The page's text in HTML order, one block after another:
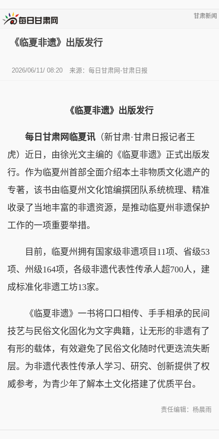
甘肃新闻
《临夏非遗》出版发行
2026/06/11/ 08:20 来源：每日甘肃网-甘肃日报
《临夏非遗》出版发行
每日甘肃网临夏讯 （新甘肃·甘肃日报记者王
虎）近日，由徐光文主编的《临夏非遗》正式出版发
行。作为临夏州首部全面介绍本土非物质文化遗产的
专著，该书由临夏州文化馆编撰团队系统梳理、精准
收录了当地丰富的非遗资源，是推动临夏州非遗保护
工作的一项重要举措。
目前，临夏州拥有国家级非遗项目11项、省级53
项、州级164项，各级非遗代表性传承人超700人，建
成标准化非遗工坊13家。
《临夏非遗》一书将口口相传、手手相承的民间
技艺与民俗文化固化为文字典籍，让无形的非遗有了
有形的载体，有效避免了民俗文化随时代更迭流失断
层。为非遗代表性传承人学习、研究、创新提供了权
威参考，为青少年了解本土文化搭建了优质平台。
责任编辑：杨晨雨